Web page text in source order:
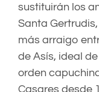
sustituirán los
Santa
más arraigo
de Asís, ideal
orden
Casares desde